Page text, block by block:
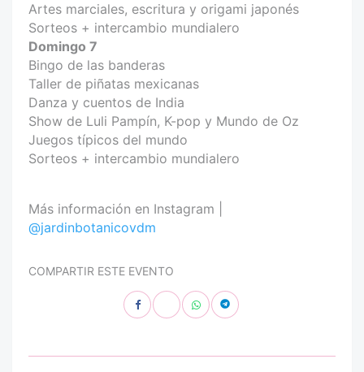
Artes marciales, escritura y origami japonés
Sorteos + intercambio mundialero
Domingo 7
Bingo de las banderas
Taller de piñatas mexicanas
Danza y cuentos de India
Show de Luli Pampín, K-pop y Mundo de Oz
Juegos típicos del mundo
Sorteos + intercambio mundialero
Más información en Instagram |
@jardinbotanicovdm
COMPARTIR ESTE EVENTO